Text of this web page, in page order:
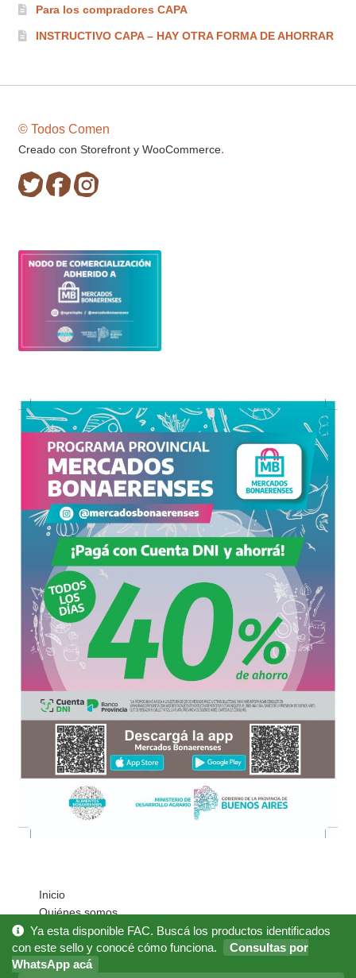
Para los compradores CAPA
INSTRUCTIVO CAPA – HAY OTRA FORMA DE AHORRAR
© Todos Comen
Creado con Storefront y WooCommerce.
Inicio
Quiénes somos
Cómo Comprar?
Mi cuenta
Noticias
Ya esta disponible FAC. Buscá los productos identificados
con este sello y conocé cómo funciona.
Consultas por
WhatsApp acá